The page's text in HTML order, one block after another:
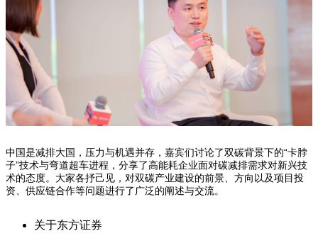
中国是减排大国，压力与机遇并存，嘉宾们讨论了双碳背景下的“卡脖
子”技术与弯道超车进程，分享了高能耗企业面对碳减排需求对新兴技
术的态度。大家各抒己见，对双碳产业建设的前景、方向以及项目投
资、供应链合作等问题进行了广泛的阐述与交流。
关于东方证券